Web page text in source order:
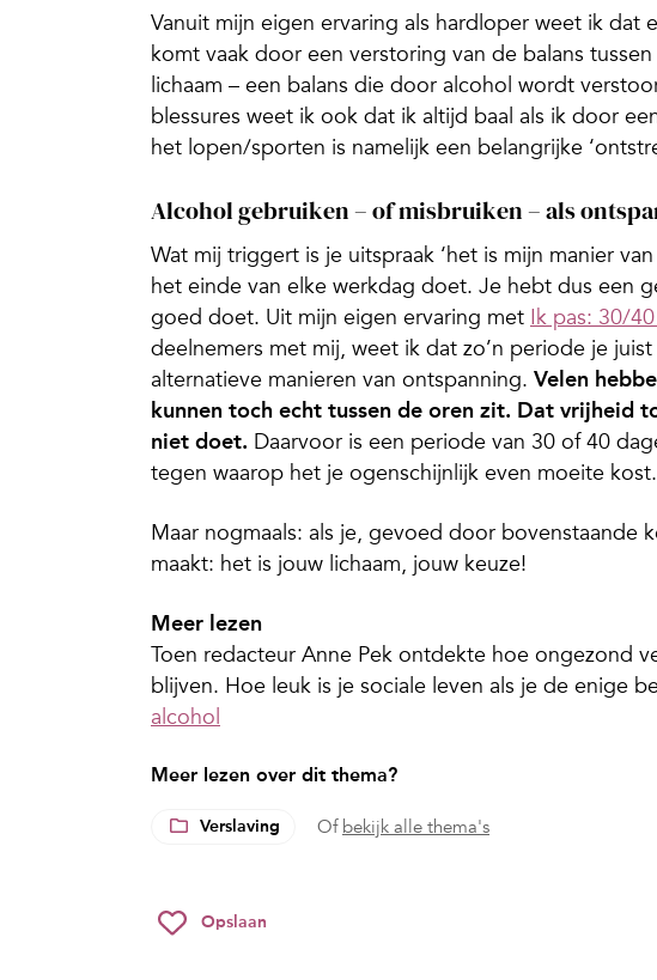
Vanuit mijn eigen ervaring als hardloper weet ik dat
komt vaak door een verstoring van de balans
lichaam – een balans die door alcohol wordt
blessures weet ik ook dat ik altijd baal als ik door
het lopen/sporten is namelijk een belangrijke
Alcohol gebruiken – of misbruiken – als
Wat mij triggert is je uitspraak ‘het is mijn manier
het einde van elke werkdag doet. Je hebt dus een
goed doet. Uit mijn eigen ervaring met Ik pas: 30/
deelnemers met mij, weet ik dat zo’n periode je
alternatieve manieren van ontspanning. Velen
kunnen toch echt tussen de oren zit. Dat vrijheid
niet doet. Daarvoor is een periode van 30 of 40
tegen waarop het je ogenschijnlijk even moeite kost.
Maar nogmaals: als je, gevoed door bovenstaande
maakt: het is jouw lichaam, jouw keuze!
Meer lezen
Toen redacteur Anne Pek ontdekte hoe ongezond
blijven. Hoe leuk is je sociale leven als je de enige
alcohol
Meer lezen over dit thema?
Verslaving Of bekijk alle thema's
Opslaan